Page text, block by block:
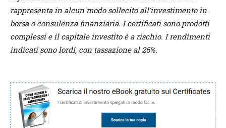
rappresenta in alcun modo sollecito all’investimento in
borsa o consulenza finanziaria. I certificati sono prodotti
complessi e il capitale investito è a rischio. I rendimenti
indicati sono lordi, con tassazione al 26%.